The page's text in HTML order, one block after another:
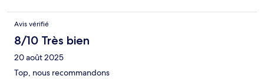
Avis vérifié
8/10 Très bien
20 août 2025
Top, nous recommandons